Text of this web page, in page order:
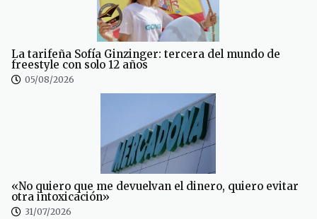
La tarifeña Sofía Ginzinger: tercera del mundo de
freestyle con solo 12 años
05/08/2026
«No quiero que me devuelvan el dinero, quiero evitar
otra intoxicación»
31/07/2026